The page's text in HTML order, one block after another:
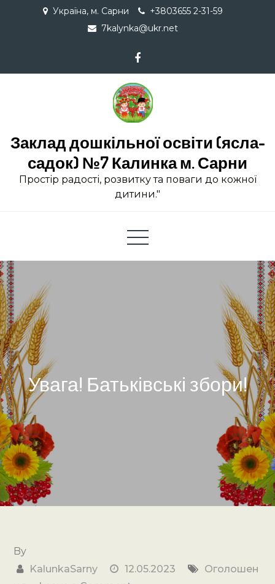
Україна, м. Сарни
+3803655 2-31-59
7kalynka@ukr.net
Заклад дошкільної освіти (ясла-
садок) №7 Калинка м. Сарни
Простір радості, розвитку та поваги до кожної
дитини."
Увага! Батьківські збори!
By
KalunkaSarny
12.05.2023
Оголошен